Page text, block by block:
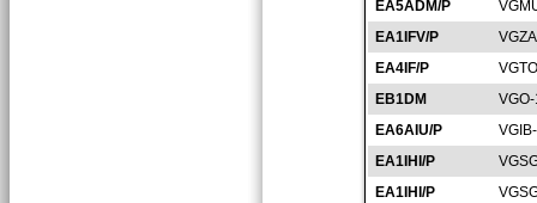
EA5ADM/P
EA1IFV/P
EA4IF/P
EB1DM
EA6AIU/P
EA1IHI/P
EA1IHI/P